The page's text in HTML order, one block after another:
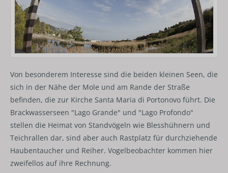
Von besonderem Interesse sind die beiden kleinen Seen, die
sich in der Nähe der Mole und am Rande der Straße
befinden, die zur Kirche Santa Maria di Portonovo führt. Die
Brackwasserseen "Lago Grande" und "Lago Profondo"
stellen die Heimat von Standvögeln wie Blesshühnern und
Teichrallen dar, sind aber auch Rastplatz für durchziehende
Haubentaucher und Reiher. Vogelbeobachter kommen hier
zweifellos auf ihre Rechnung.